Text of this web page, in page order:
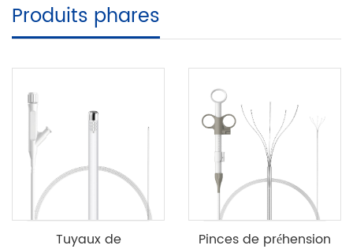
Produits phares
Tuyaux de
Pinces de préhension